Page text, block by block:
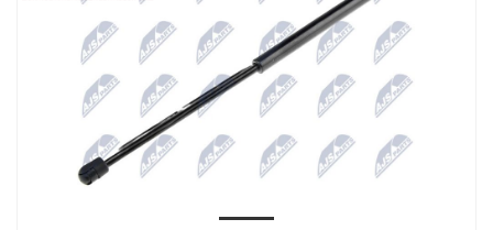
Prisijungti prie paskyros
Pagojo k., Uosių g. 124, Kelmės raj.